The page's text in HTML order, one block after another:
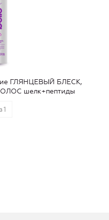
ГЛЯНЦЕВЫЙ БЛЕСК,
шелк+пептиды
1